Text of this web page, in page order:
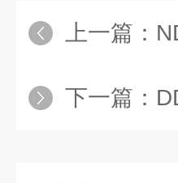
上一篇：
下一篇：